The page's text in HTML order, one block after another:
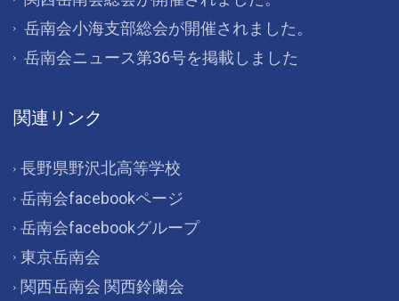
岳南会小海支部総会が開催されました。
岳南会ニュース第36号を掲載しました
関連リンク
長野県野沢北高等学校
岳南会facebookページ
岳南会facebookグループ
東京岳南会
関西岳南会 関西鈴蘭会